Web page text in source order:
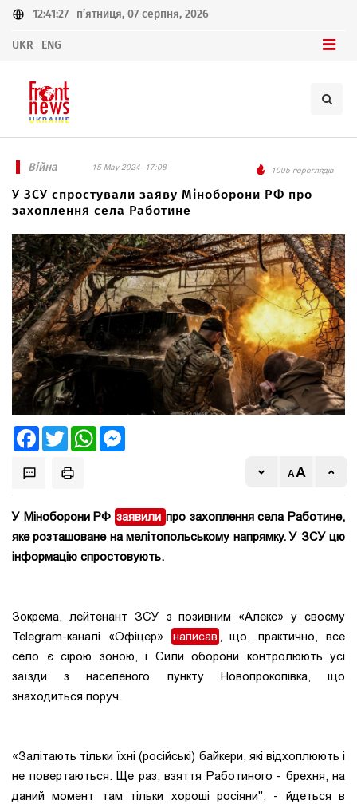
12:41:27 п’ятниця, 07 серпня, 2026
UKR ENG
Війна 15 May 2024 -17:08 1005 переглядів
У ЗСУ спростували заяву Міноборони РФ про
захоплення села Работине
FacebookTwitter WhatsApp
У Міноборони РФ заявили про захоплення села Работине,
яке розташоване на мелітопольському напрямку. У ЗСУ цю
інформацію спростовують.
Зокрема, лейтенант ЗСУ з позивним «Алекс» у своєму
Telegram-каналі «Офіцер»
написав , що, практично, все
село є сірою зоною, і Сили оборони контролюють усі
заїзди з населеного пункту Новопрокопівка, що
знаходиться поруч.
«Залітають тільки їхні (російські) байкери, які відхоплюють і
не повертаються. Ще раз, взяття Работиного - брехня, на
даний момент там тільки хороші росіяни", - йдеться в